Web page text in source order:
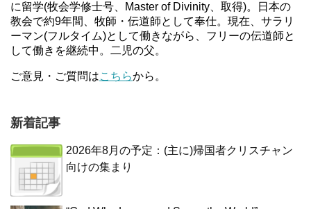
に留学(牧会学修士号、Master of Divinity、取得)。日本の
教会で約9年間、牧師・伝道師として奉仕。現在、サラリ
ーマン(フルタイム)として働きながら、フリーの伝道師と
して働きを継続中。二児の父。
ご意見・ご質問はこちらから。
新着記事
2026年8月の予定：(主に)帰国者クリスチャン
向けの集まり